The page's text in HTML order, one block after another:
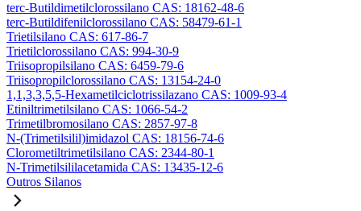
terc-Butildimetilclorossilano CAS: 18162-48-6
terc-Butildifenilclorossilano CAS: 58479-61-1
Trietilsilano CAS: 617-86-7
Trietilclorossilano CAS: 994-30-9
Triisopropilsilano CAS: 6459-79-6
Triisopropilclorossilano CAS: 13154-24-0
1,1,3,3,5,5-Hexametilciclotrissilazano CAS: 1009-93-4
Etiniltrimetilsilano CAS: 1066-54-2
Trimetilbromosilano CAS: 2857-97-8
N-(Trimetilsilil)imidazol CAS: 18156-74-6
Clorometiltrimetilsilano CAS: 2344-80-1
N-Trimetilsililacetamida CAS: 13435-12-6
Outros Silanos